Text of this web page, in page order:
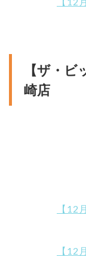
【ザ・
崎店
【12
【12